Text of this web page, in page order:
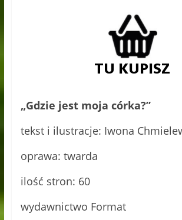
„Gdzie jest moja córka?”
tekst i ilustracje: Iwona
oprawa: twarda
ilość stron: 60
wydawnictwo Format